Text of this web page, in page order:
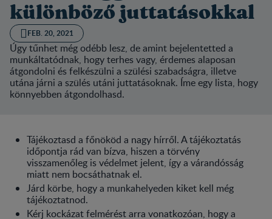
különböző juttatásokkal
FEB. 20, 2021
Úgy tűnhet még odébb lesz, de amint bejelentetted a
munkáltatódnak, hogy terhes vagy, érdemes alaposan
átgondolni és felkészülni a szülési szabadságra, illetve
utána járni a szülés utáni juttatásoknak. Íme egy lista, hogy
könnyebben átgondolhasd.
Tájékoztasd a főnököd a nagy hírről. A tájékoztatás
időpontja rád van bízva, hiszen a törvény
visszamenőleg is védelmet jelent, így a várandósság
miatt nem bocsáthatnak el.
Járd körbe, hogy a munkahelyeden kiket kell még
tájékoztatnod.
Kérj kockázat felmérést arra vonatkozóan, hogy a